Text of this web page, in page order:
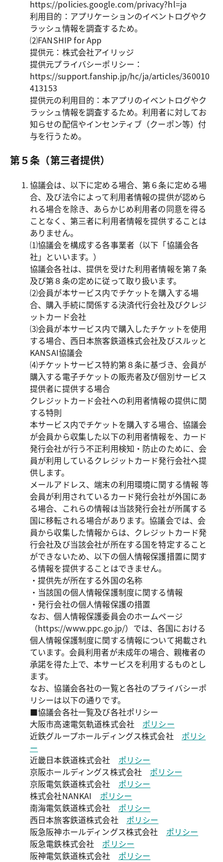
https://policies.google.com/privacy?hl=ja
利用目的：アプリケーションのイベントログやク
ラッシュ情報を調査するため。
⑵FANSHIP for App
提供元：株式会社アイリッジ
提供元プライバシーポリシー：
https://support.fanship.jp/hc/ja/articles/360010
413153
提供元の利用目的：本アプリのイベントログやク
ラッシュ情報を調査するため。利用者に対してお
知らせの配信やインセンティブ（クーポン等）付
与を行うため。
第５条（第三者提供）
協議会は、以下に定める場合、第６条に定める場
合、及び法令によって利用者情報の提供が認めら
れる場合を除き、あらかじめ利用者の同意を得る
ことなく、第三者に利用者情報を提供することは
ありません。
⑴協議会を構成する各事業者（以下「協議会各
社」といいます。）
協議会各社は、提供を受けた利用者情報を第７条
及び第８条の定めに従って取り扱います。
⑵会員が本サービス内でチケットを購入する場
合、購入手続に関係する決済代行会社及びクレジ
ットカード会社
⑶会員が本サービス内で購入したチケットを使用
する場合、西日本旅客鉄道株式会社及びスルッと
KANSAI協議会
⑷チケットサービス特約第８条に基づき、会員が
購入する電子チケットの販売者及び個別サービス
提供者に提供する場合
クレジットカード会社への利用者情報の提供に関
する特則
本サービス内でチケットを購入する場合、協議会
が会員から収集した以下の利用者情報を、カード
発行会社が行う不正利用検知・防止のために、会
員が利用しているクレジットカード発行会社へ提
供します。
メールアドレス、端末の利用環境に関する情報 等
会員が利用されているカード発行会社が外国にあ
る場合、これらの情報は当該発行会社が所属する
国に移転される場合があります。協議会では、会
員から収集した情報からは、クレジットカード発
行会社及び当該会社が所在する国を特定すること
ができないため、以下の個人情報保護措置に関す
る情報を提供することはできません。
・提供先が所在する外国の名称
・当該国の個人情報保護制度に関する情報
・発行会社の個人情報保護の措置
なお、個人情報保護委員会のホームページ
（https://www.ppc.go.jp/）では、各国における
個人情報保護制度に関する情報について掲載され
ています。会員利用者が未成年の場合、親権者の
承諾を得た上で、本サービスを利用するものとし
ます。
なお、協議会各社の一覧と各社のプライバシーポ
リシーは以下の通りです。
■協議会各社一覧及び各社ポリシー
大阪市高速電気軌道株式会社 ポリシー
近鉄グループホールディングス株式会社 ポリシ
ー
近畿日本鉄道株式会社 ポリシー
京阪ホールディングス株式会社 ポリシー
京阪電気鉄道株式会社 ポリシー
株式会社NANKAI ポリシー
南海電気鉄道株式会社 ポリシー
西日本旅客鉄道株式会社 ポリシー
阪急阪神ホールディングス株式会社 ポリシー
阪急電鉄株式会社 ポリシー
阪神電気鉄道株式会社 ポリシー